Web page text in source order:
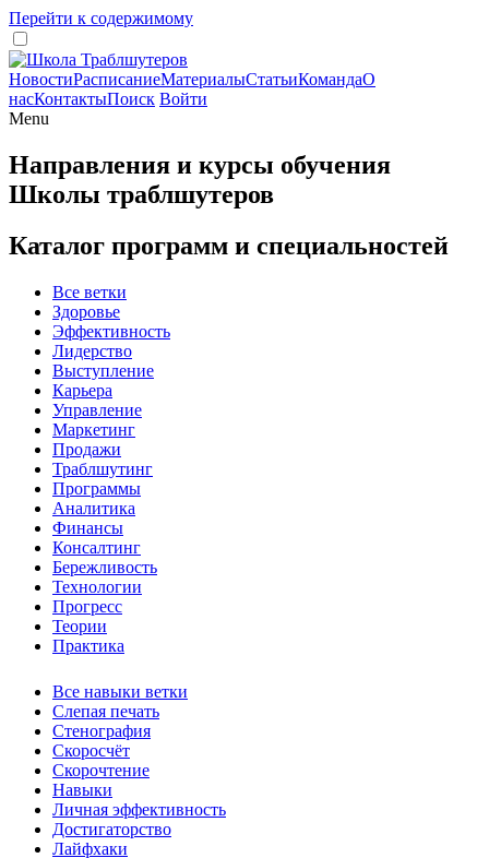
Перейти к содержимому
НовостиРасписаниеМатериалыСтатьиКомандаО
насКонтактыПоиск Войти
Menu
Направления и курсы обучения
Школы траблшутеров
Каталог программ и специальностей
Все ветки
Здоровье
Эффективность
Лидерство
Выступление
Карьера
Управление
Маркетинг
Продажи
Траблшутинг
Программы
Аналитика
Финансы
Консалтинг
Бережливость
Технологии
Прогресс
Теории
Практика
Все навыки ветки
Слепая печать
Стенография
Скоросчёт
Скорочтение
Навыки
Личная эффективность
Достигаторство
Лайфхаки